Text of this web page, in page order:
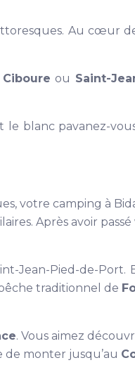
Au cœur
ou Saint-
blanc pavanez-
votre camping à
Après avoir passé
Jean-Pied-de-Port.
traditionnel de
. Vous aimez
de monter jusqu’au